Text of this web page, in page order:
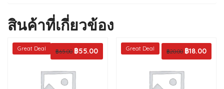
สินค้าที่เกี่ยวข้อง
Great Deal ฿65.00 Original
was:
฿55.00Current
Great Deal ฿20.00 Original
฿18.00